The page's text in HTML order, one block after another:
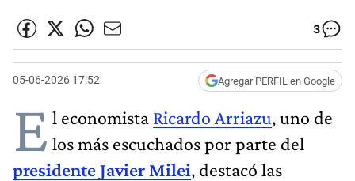
3
05-06-2026 17:52 Agregar PERFIL en Google
E l economista Ricardo Arriazu, uno de
los más escuchados por parte del
presidente Javier Milei, destacó las